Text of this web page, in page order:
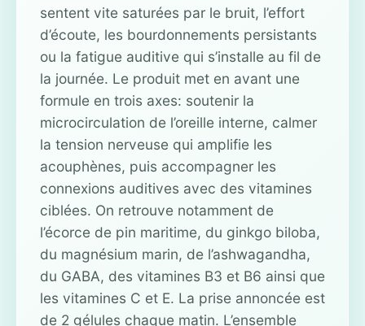
sentent vite saturées par le bruit, l’effort
d’écoute, les bourdonnements persistants
ou la fatigue auditive qui s’installe au fil de
la journée. Le produit met en avant une
formule en trois axes: soutenir la
microcirculation de l’oreille interne, calmer
la tension nerveuse qui amplifie les
acouphènes, puis accompagner les
connexions auditives avec des vitamines
ciblées. On retrouve notamment de
l’écorce de pin maritime, du ginkgo biloba,
du magnésium marin, de l’ashwagandha,
du GABA, des vitamines B3 et B6 ainsi que
les vitamines C et E. La prise annoncée est
de 2 gélules chaque matin. L’ensemble